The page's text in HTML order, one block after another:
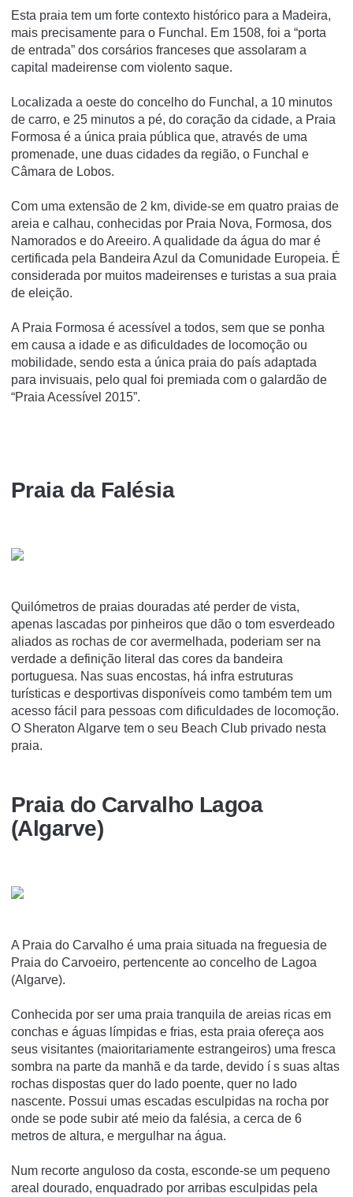
Esta praia tem um forte contexto histórico para a Madeira,
mais precisamente para o Funchal. Em 1508, foi a “porta
de entrada” dos corsários franceses que assolaram a
capital madeirense com violento saque.
Localizada a oeste do concelho do Funchal, a 10 minutos
de carro, e 25 minutos a pé, do coração da cidade, a Praia
Formosa é a única praia pública que, através de uma
promenade, une duas cidades da região, o Funchal e
Câmara de Lobos.
Com uma extensão de 2 km, divide-se em quatro praias de
areia e calhau, conhecidas por Praia Nova, Formosa, dos
Namorados e do Areeiro. A qualidade da água do mar é
certificada pela Bandeira Azul da Comunidade Europeia. É
considerada por muitos madeirenses e turistas a sua praia
de eleição.
A Praia Formosa é acessível a todos, sem que se ponha
em causa a idade e as dificuldades de locomoção ou
mobilidade, sendo esta a única praia do país adaptada
para invisuais, pelo qual foi premiada com o galardão de
“Praia Acessível 2015”.
Praia da Falésia
Quilómetros de praias douradas até perder de vista,
apenas lascadas por pinheiros que dão o tom esverdeado
aliados as rochas de cor avermelhada, poderiam ser na
verdade a definição literal das cores da bandeira
portuguesa. Nas suas encostas, há infra estruturas
turísticas e desportivas disponíveis como também tem um
acesso fácil para pessoas com dificuldades de locomoção.
O Sheraton Algarve tem o seu Beach Club privado nesta
praia.
Praia do Carvalho Lagoa
(Algarve)
A Praia do Carvalho é uma praia situada na freguesia de
Praia do Carvoeiro, pertencente ao concelho de Lagoa
(Algarve).
Conhecida por ser uma praia tranquila de areias ricas em
conchas e águas lí­mpidas e frias, esta praia ofereça aos
seus visitantes (maioritariamente estrangeiros) uma fresca
sombra na parte da manhã e da tarde, devido í s suas altas
rochas dispostas quer do lado poente, quer no lado
nascente. Possui umas escadas esculpidas na rocha por
onde se pode subir até meio da falésia, a cerca de 6
metros de altura, e mergulhar na água.
Num recorte anguloso da costa, esconde-se um pequeno
areal dourado, enquadrado por arribas esculpidas pela